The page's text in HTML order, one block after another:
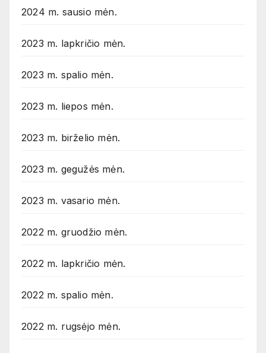
2024 m. sausio mėn.
2023 m. lapkričio mėn.
2023 m. spalio mėn.
2023 m. liepos mėn.
2023 m. birželio mėn.
2023 m. gegužės mėn.
2023 m. vasario mėn.
2022 m. gruodžio mėn.
2022 m. lapkričio mėn.
2022 m. spalio mėn.
2022 m. rugsėjo mėn.